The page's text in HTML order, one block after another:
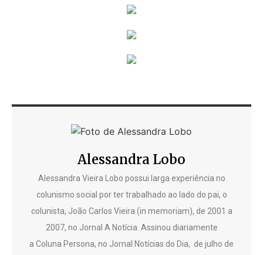
Alessandra Lobo
Alessandra Vieira Lobo possui larga experiência no
colunismo social por ter trabalhado ao lado do pai, o
colunista, João Carlos Vieira (in memoriam), de 2001 a
2007, no Jornal A Notícia. Assinou diariamente
a Coluna Persona, no Jornal Notícias do Dia, de julho de